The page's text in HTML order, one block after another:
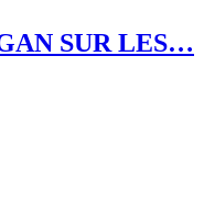
SUR LES…